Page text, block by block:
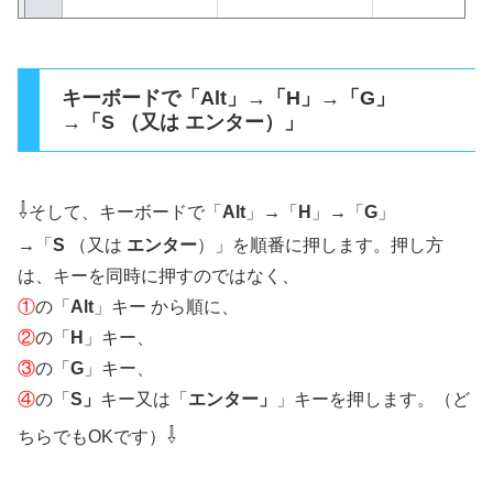
キーボードで「Alt」→「H」→「G」
→「S （又は エンター）」
⇩そして、キーボードで「 Alt 」 → 「 H 」 → 「 G 」
→
「 S （又は エンター）」を順番に押します。押し方
は、キーを同時に押すのではなく、
①の「 Alt 」キー から順に、
②の「 H 」キー、
③の「 G 」キー、
④の「 S」 キー又は「 エンター」
」キーを押します。（ど
ちらでもOKです） ⇩